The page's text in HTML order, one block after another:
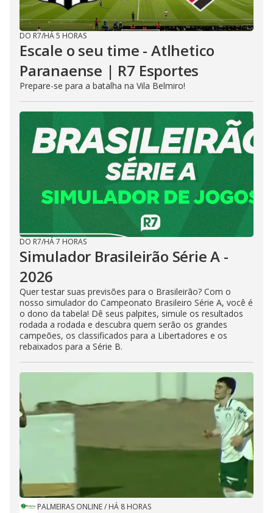
DO R7/HÁ 5 HORAS
Escale o seu time - Atlhetico
Paranaense | R7 Esportes
Prepare-se para a batalha na Vila Belmiro!
DO R7/HÁ 7 HORAS
Simulador Brasileirão Série A -
2026
Quer testar suas previsões para o Brasileirão? Com o
nosso simulador do Campeonato Brasileiro Série A, você é
o dono da tabela! Dê seus palpites, simule os resultados
rodada a rodada e descubra quem serão os grandes
campeões, os classificados para a Libertadores e os
rebaixados para a Série B.
PALMEIRAS ONLINE/ HÁ 8 HORAS